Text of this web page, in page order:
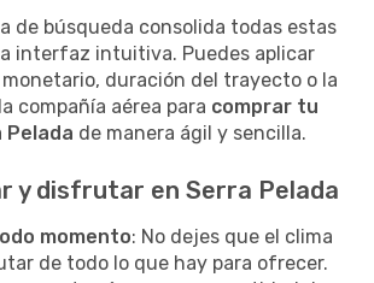
de búsqueda consolida todas estas
interfaz intuitiva. Puedes aplicar
duración del trayecto o la
compañía aérea para comprar tu
Pelada de manera ágil y sencilla.
y disfrutar en Serra Pelada
momento: No dejes que el clima
de todo lo que hay para ofrecer.